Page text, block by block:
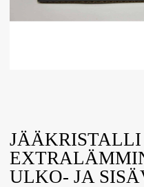
JÄÄKRISTALLI
ULKO- JA